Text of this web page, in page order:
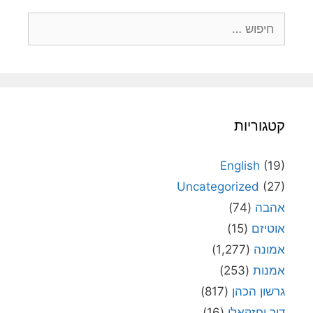
קטגוריות
English (19)
Uncategorized (27)
אהבה (74)
אוטיזם (15)
אמונה (1,277)
אמנות (253)
גרשון הכהן (817)